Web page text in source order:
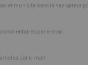
et mon site dans le navigateur
par e-mail.
par e-mail.